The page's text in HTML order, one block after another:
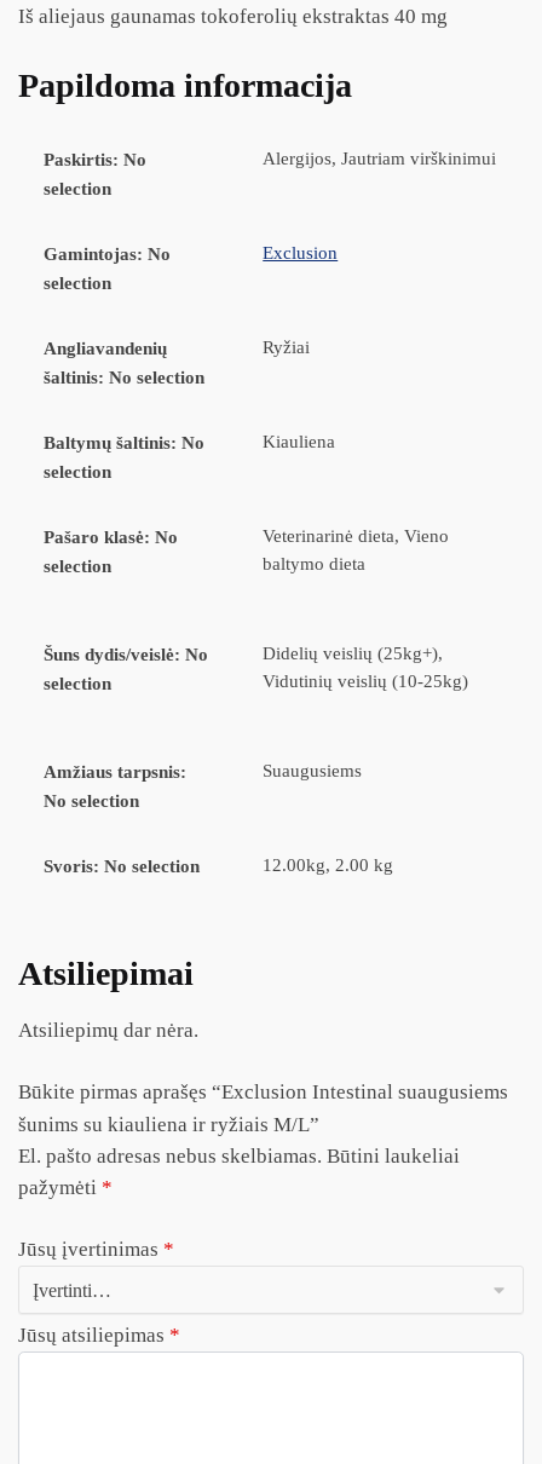
Iš aliejaus gaunamas tokoferolių ekstraktas 40 mg
Papildoma informacija
Paskirtis: No
selection
Alergijos, Jautriam virškinimui
Gamintojas: No
selection
Exclusion
Angliavandenių
šaltinis: No selection
Ryžiai
Baltymų šaltinis: No
selection
Kiauliena
Pašaro klasė: No
selection
Veterinarinė dieta, Vieno
baltymo dieta
Šuns dydis/veislė: No
selection
Didelių veislių (25kg+),
Vidutinių veislių (10-25kg)
Amžiaus tarpsnis:
No selection
Suaugusiems
Svoris: No selection 12.00kg, 2.00 kg
Atsiliepimai
Atsiliepimų dar nėra.
Būkite pirmas aprašęs “Exclusion Intestinal suaugusiems
šunims su kiauliena ir ryžiais M/L”
El. pašto adresas nebus skelbiamas. Būtini laukeliai
pažymėti *
Jūsų įvertinimas *
Jūsų atsiliepimas *